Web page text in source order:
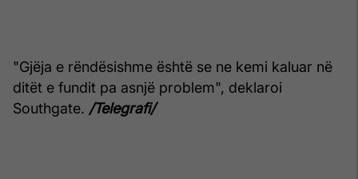
"Gjëja e rëndësishme është se ne kemi kaluar në
ditët e fundit pa asnjë problem", deklaroi
Southgate. /Telegrafi/